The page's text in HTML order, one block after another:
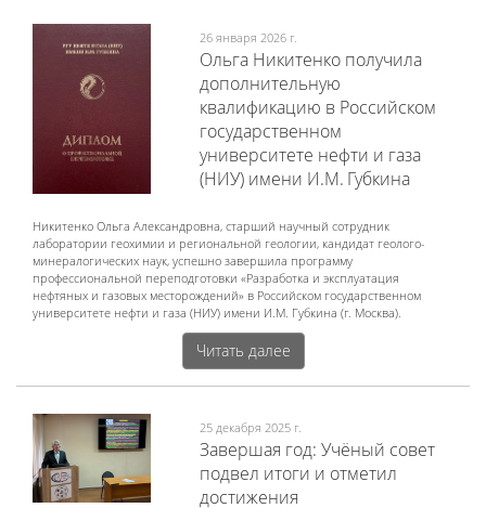
26 января 2026 г.
Ольга Никитенко получила
дополнительную
квалификацию в Российском
государственном
университете нефти и газа
(НИУ) имени И.М. Губкина
Никитенко Ольга Александровна, старший научный сотрудник
лаборатории геохимии и региональной геологии, кандидат геолого-
минералогических наук, успешно завершила программу
профессиональной переподготовки «Разработка и эксплуатация
нефтяных и газовых месторождений» в Российском государственном
университете нефти и газа (НИУ) имени И.М. Губкина (г. Москва).
Читать далее
25 декабря 2025 г.
Завершая год: Учёный совет
подвел итоги и отметил
достижения